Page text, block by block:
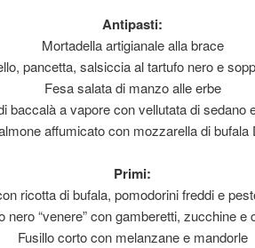
Antipasti:
Mortadella artigianale alla brace
pancetta, salsiccia al tartufo nero e
Fesa salata di manzo alle erbe
baccalà a vapore con vellutata di sedano
affumicato con mozzarella di bufala
Primi:
ricotta di bufala, pomodorini freddi e
nero “venere” con gamberetti, zucchine e
Fusillo corto con melanzane e mandorle